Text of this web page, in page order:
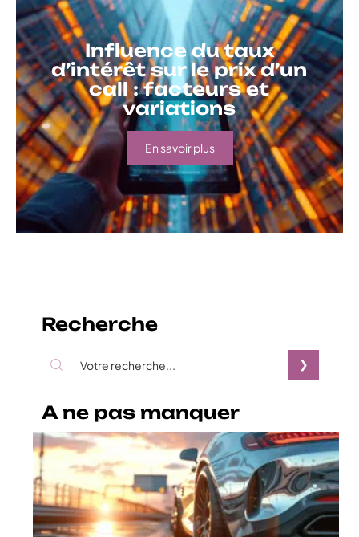
Influence du taux
d’intérêt sur le prix d’un
call : facteurs et
variations
En savoir plus
Recherche
A ne pas manquer